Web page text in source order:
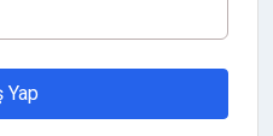
Yap